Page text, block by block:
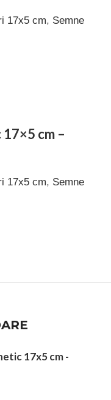
17x5 cm, Semne
cm –
17x5 cm, Semne
17x5 cm -